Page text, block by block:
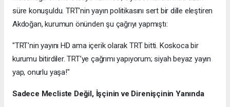
süre konuşuldu. TRT’nin yayın politikasını sert bir dille eleştiren
Akdoğan, kurumun önünden şu çağrıyı yapmıştı:
"TRT'nin yayını HD ama içerik olarak TRT bitti. Koskoca bir
kurumu bitirdiler. TRT’ye çağrımı yapıyorum; siyah beyaz yayın
yap, onurlu yaşa!"
Sadece Mecliste Değil, İşçinin ve Direnişçinin Yanında